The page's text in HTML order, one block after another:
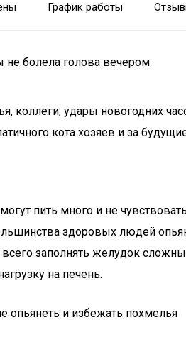
График работы
не болела голова вечером
коллеги, удары новогодних
кота хозяев и за
пить много и не
здоровых людей
заполнять желудок
на печень.
опьянеть и избежать похмелья